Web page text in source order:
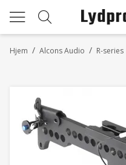
/
Hjem /
Alcons Audio R-series